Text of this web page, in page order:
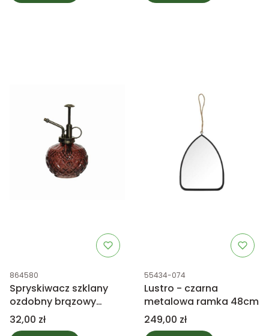
Kod produktu
864580
Spryskiwacz szklany
ozdobny brązowy
10x16cm
Cena
32,00 zł
Kod produktu
55434-074
Lustro - czarna
metalowa ramka 48cm
Cena
249,00 zł